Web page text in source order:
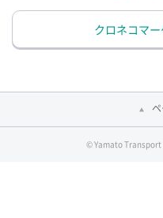
クロネコマ
© Yamato Transport